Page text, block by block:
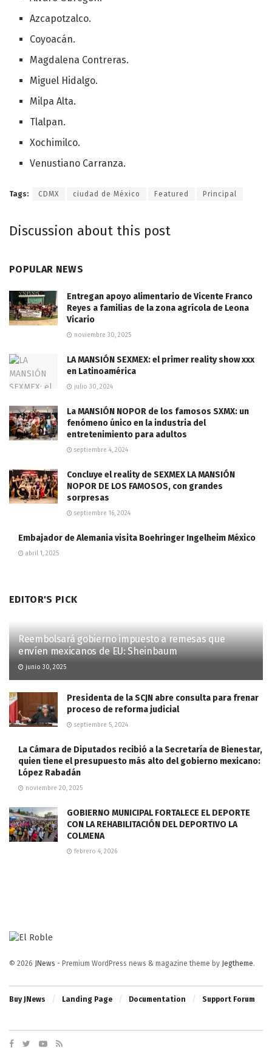
Azcapotzalco.
Coyoacán.
Magdalena Contreras.
Miguel Hidalgo.
Milpa Alta.
Tlalpan.
Xochimilco.
Venustiano Carranza.
Tags: CDMX ciudad de México Featured Principal
Discussion about this post
POPULAR NEWS
Entregan apoyo alimentario de Vicente Franco
Reyes a familias de la zona agrícola de Leona
Vicario
noviembre 30, 2025
LA MANSIÓN SEXMEX: el primer reality show xxx
en Latinoamérica
julio 30, 2024
La MANSIÓN NOPOR de los famosos SXMX: un
fenómeno único en la industria del
entretenimiento para adultos
septiembre 4, 2024
Concluye el reality de SEXMEX LA MANSIÓN
NOPOR DE LOS FAMOSOS, con grandes
sorpresas
septiembre 16, 2024
Embajador de Alemania visita Boehringer Ingelheim México
abril 1, 2025
EDITOR'S PICK
Reembolsará gobierno impuesto a remesas que
envíen mexicanos de EU: Sheinbaum
junio 30, 2025
Presidenta de la SCJN abre consulta para frenar
proceso de reforma judicial
septiembre 5, 2024
La Cámara de Diputados recibió a la Secretaría de Bienestar,
quien tiene el presupuesto más alto del gobierno mexicano:
López Rabadán
noviembre 20, 2025
GOBIERNO MUNICIPAL FORTALECE EL DEPORTE
CON LA REHABILITACIÓN DEL DEPORTIVO LA
COLMENA
febrero 4, 2026
© 2026 JNews - Premium WordPress news & magazine theme by Jegtheme.
Buy JNews Landing Page Documentation Support Forum